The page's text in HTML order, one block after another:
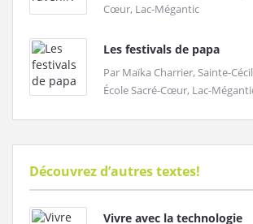
Cœur, Lac-Mégantic
Les festivals de papa
Par Maïka Charrier, Sainte-
École Sacré-Cœur, Lac-
Découvrez d’autres textes!
Vivre avec la technologie